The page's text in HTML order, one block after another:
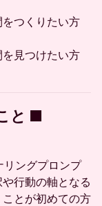
をつくりたい方
を見つけたい方
と ■
ングプロンプ
行動の軸となる
ことが初めての方